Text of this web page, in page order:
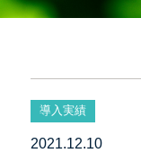
導入実績
2021.12.10